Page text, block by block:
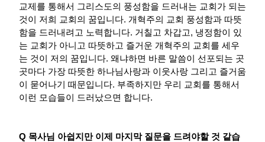
교제를 통해서 그리스도의 풍성함을 드러내는 교회가 되는
것이 저희 교회의 꿈입니다. 개혁주의 교회 풍성함과 따뜻
함을 드러내려고 노력합니다. 거칠고 차갑고, 냉정함이 있
는 교회가 아니고 따뜻하고 즐거운 개혁주의 교회를 세우
는 것이 저의 꿈입니다. 왜냐하면 바른 말씀이 선포되는 곳
곳마다 가장 따뜻한 하나님사랑과 이웃사랑 그리고 즐거움
이 묻어나기 때문입니다. 부족하지만 우리 교회를 통해서
이런 모습들이 드러났으면 합니다.
Q 목사님 아쉽지만 이제 마지막 질문을 드려야할 것 같습